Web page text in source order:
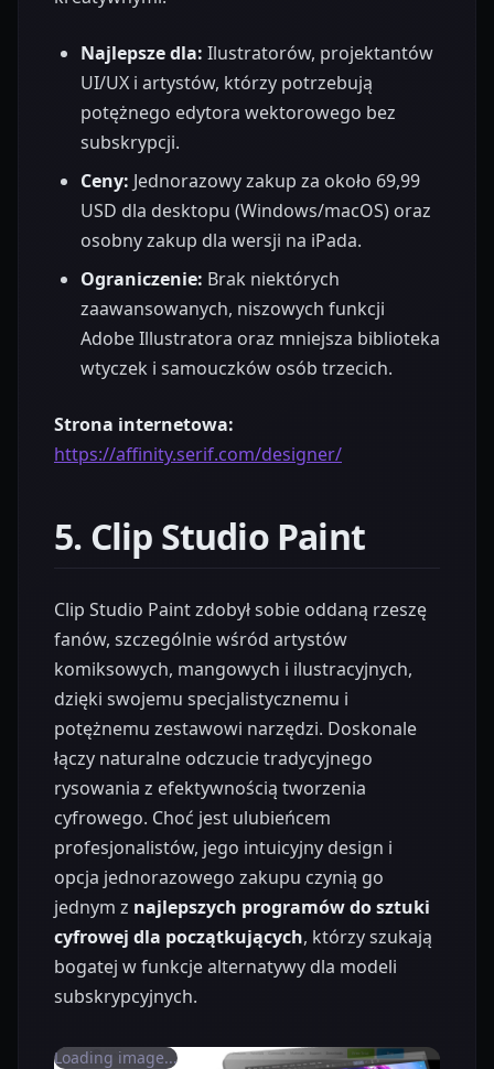
Najlepsze dla: Ilustratorów, projektantów
UI/UX i artystów, którzy potrzebują
potężnego edytora wektorowego bez
subskrypcji.
Ceny: Jednorazowy zakup za około 69,99
USD dla desktopu (Windows/macOS) oraz
osobny zakup dla wersji na iPada.
Ograniczenie: Brak niektórych
zaawansowanych, niszowych funkcji
Adobe Illustratora oraz mniejsza biblioteka
wtyczek i samouczków osób trzecich.
Strona internetowa:
https://affinity.serif.com/designer/
5. Clip Studio Paint
Clip Studio Paint zdobył sobie oddaną rzeszę
fanów, szczególnie wśród artystów
komiksowych, mangowych i ilustracyjnych,
dzięki swojemu specjalistycznemu i
potężnemu zestawowi narzędzi. Doskonale
łączy naturalne odczucie tradycyjnego
rysowania z efektywnością tworzenia
cyfrowego. Choć jest ulubieńcem
profesjonalistów, jego intuicyjny design i
opcja jednorazowego zakupu czynią go
jednym z najlepszych programów do sztuki
cyfrowej dla początkujących, którzy szukają
bogatej w funkcje alternatywy dla modeli
subskrypcyjnych.
Loading image...